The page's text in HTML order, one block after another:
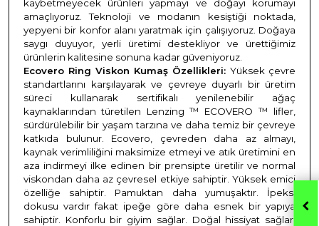
kaybetmeyecek ürünleri yapmayı ve doğayı korumayı
amaçlıyoruz. Teknoloji ve modanın kesiştiği noktada,
yepyeni bir konfor alanı yaratmak için çalışıyoruz. Doğaya
saygı duyuyor, yerli üretimi destekliyor ve ürettiğimiz
ürünlerin kalitesine sonuna kadar güveniyoruz.
Ecovero Ring Viskon Kumaş Özellikleri: Yüksek çevre
standartlarını karşılayarak ve çevreye duyarlı bir üretim
süreci kullanarak sertifikalı yenilenebilir ağaç
kaynaklarından türetilen Lenzing ™ ECOVERO ™ lifler,
sürdürülebilir bir yaşam tarzına ve daha temiz bir çevreye
katkıda bulunur. Ecovero, çevreden daha az almayı,
kaynak verimliliğini maksimize etmeyi ve atık üretimini en
aza indirmeyi ilke edinen bir prensipte üretilir ve normal
viskondan daha az çevresel etkiye sahiptir. Yüksek emici
özelliğe sahiptir. Pamuktan daha yumuşaktır. İpeksi
dokusu vardır fakat ipeğe göre daha esnek bir yapıya
sahiptir. Konforlu bir giyim sağlar. Doğal hissiyat sağlar.